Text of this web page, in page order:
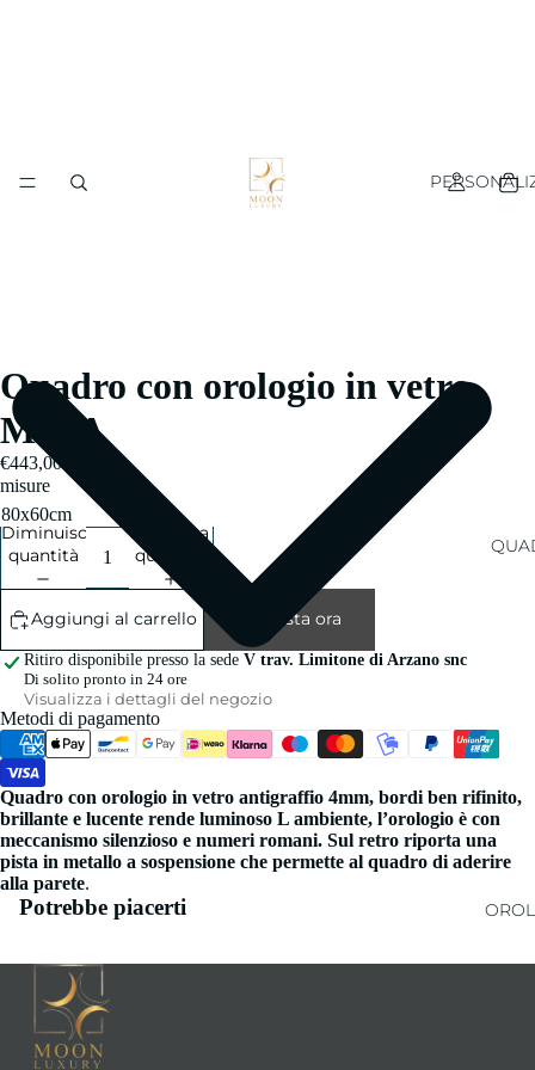
Quadro con orologio in vetro
MAIA
€443,00
misure
Diminuisci
quantità
Aumenta
quantità
Aggiungi al carrello Acquista ora
Ritiro disponibile presso la sede V trav. Limitone di Arzano snc
Di solito pronto in 24 ore
Visualizza i dettagli del negozio
Metodi di pagamento
Quadro con orologio in vetro antigraffio 4mm, bordi ben rifinito,
brillante e lucente rende luminoso L ambiente, l’orologio è con
meccanismo silenzioso e numeri romani. Sul retro riporta una
pista in metallo a sospensione che permette al quadro di aderire
alla parete.
Potrebbe piacerti